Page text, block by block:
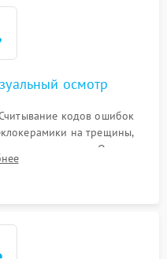
осмотр
кодов ошибок
на трещины,
нагрева. Опрос
не видит посуду,